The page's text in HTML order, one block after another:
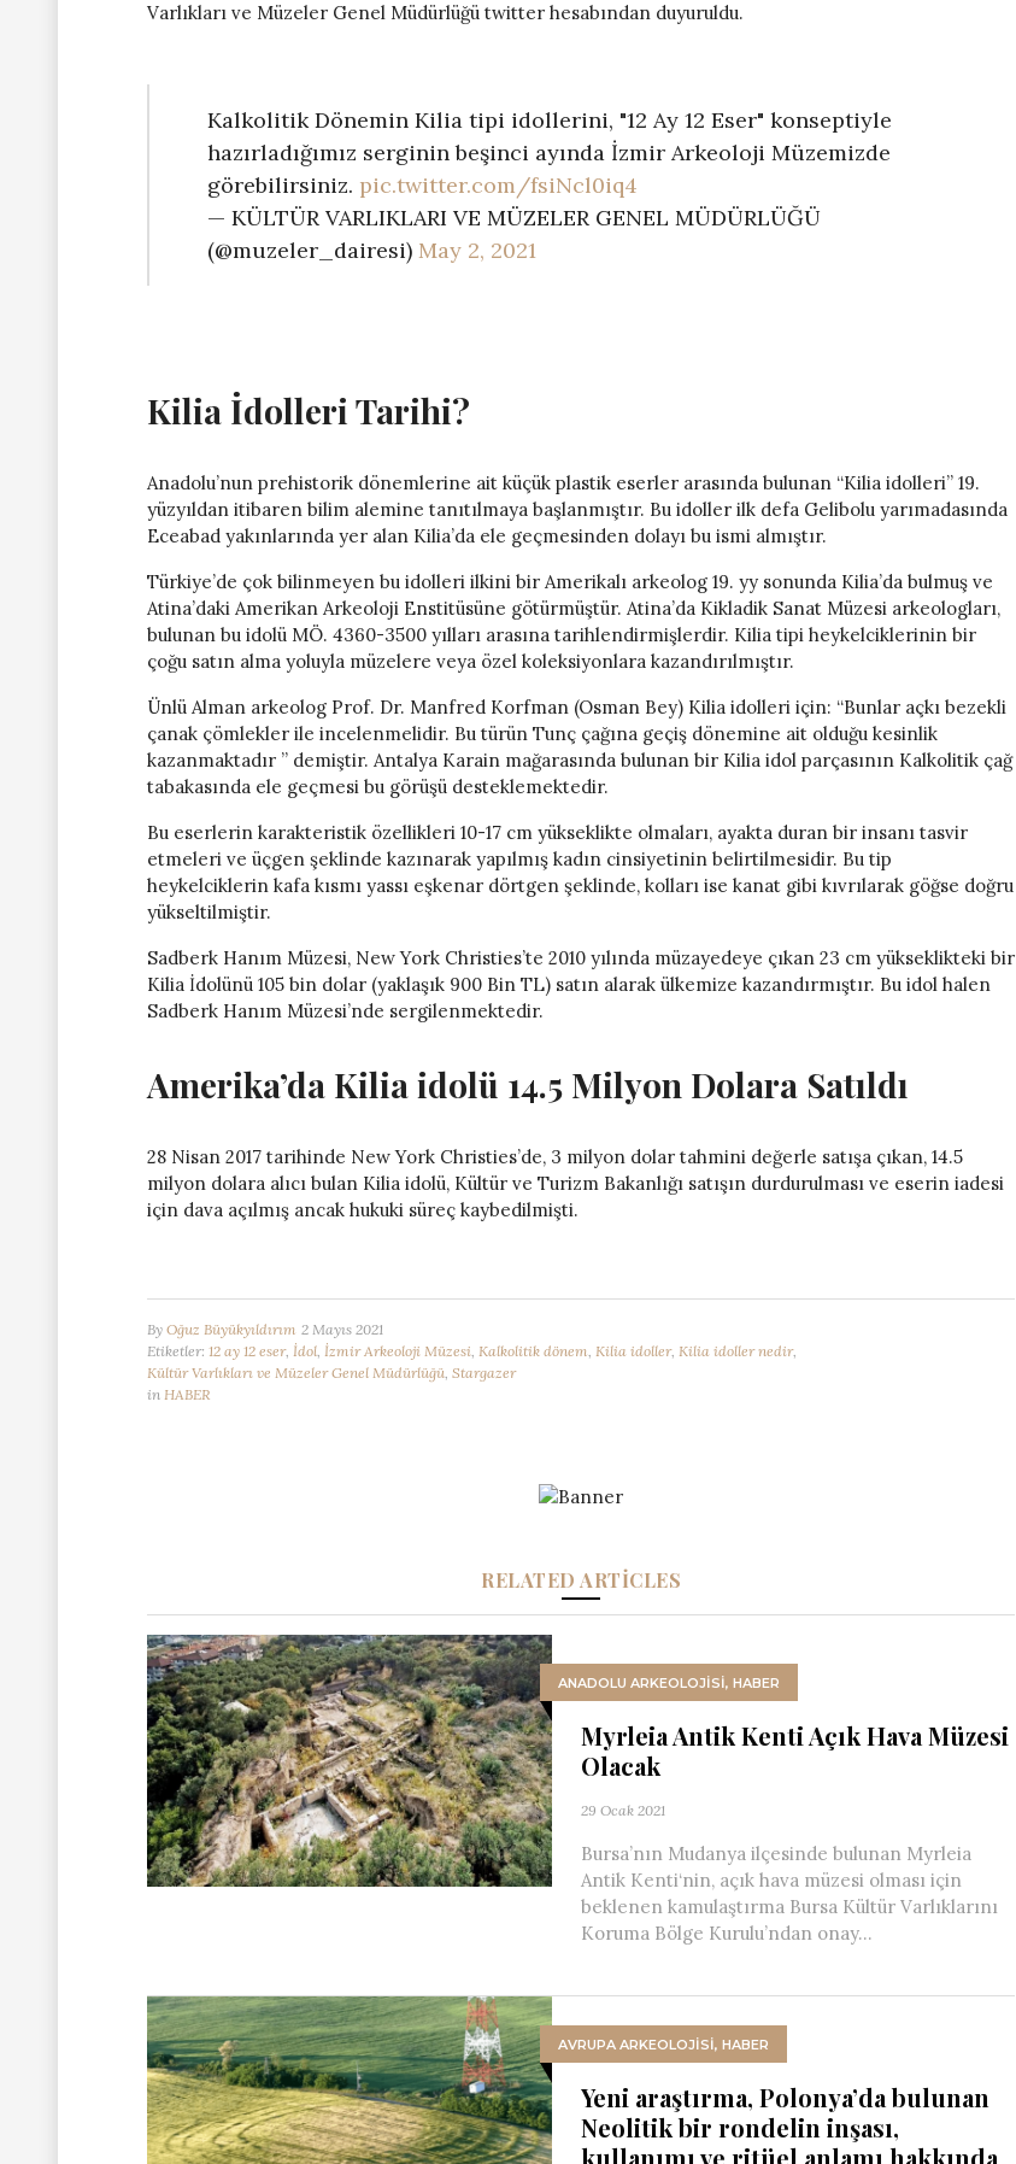
Varlıkları ve Müzeler Genel Müdürlüğü twitter hesabından duyuruldu.
Kalkolitik Dönemin Kilia tipi idollerini, "12 Ay 12 Eser" konseptiyle
hazırladığımız serginin beşinci ayında İzmir Arkeoloji Müzemizde
görebilirsiniz. pic.twitter.com/fsiNcl0iq4
— KÜLTÜR VARLIKLARI VE MÜZELER GENEL MÜDÜRLÜĞÜ
(@muzeler_dairesi) May 2, 2021
Kilia İdolleri Tarihi?
Anadolu’nun prehistorik dönemlerine ait küçük plastik eserler arasında bulunan “Kilia idolleri” 19.
yüzyıldan itibaren bilim alemine tanıtılmaya başlanmıştır. Bu idoller ilk defa Gelibolu yarımadasında
Eceabad yakınlarında yer alan Kilia’da ele geçmesinden dolayı bu ismi almıştır.
Türkiye’de çok bilinmeyen bu idolleri ilkini bir Amerikalı arkeolog 19. yy sonunda Kilia’da bulmuş ve
Atina’daki Amerikan Arkeoloji Enstitüsüne götürmüştür. Atina’da Kikladik Sanat Müzesi arkeologları,
bulunan bu idolü MÖ. 4360-3500 yılları arasına tarihlendirmişlerdir. Kilia tipi heykelciklerinin bir
çoğu satın alma yoluyla müzelere veya özel koleksiyonlara kazandırılmıştır.
Ünlü Alman arkeolog Prof. Dr. Manfred Korfman (Osman Bey) Kilia idolleri için: “Bunlar açkı bezekli
çanak çömlekler ile incelenmelidir. Bu türün Tunç çağına geçiş dönemine ait olduğu kesinlik
kazanmaktadır ” demiştir. Antalya Karain mağarasında bulunan bir Kilia idol parçasının Kalkolitik çağ
tabakasında ele geçmesi bu görüşü desteklemektedir.
Bu eserlerin karakteristik özellikleri 10-17 cm yükseklikte olmaları, ayakta duran bir insanı tasvir
etmeleri ve üçgen şeklinde kazınarak yapılmış kadın cinsiyetinin belirtilmesidir. Bu tip
heykelciklerin kafa kısmı yassı eşkenar dörtgen şeklinde, kolları ise kanat gibi kıvrılarak göğse doğru
yükseltilmiştir.
Sadberk Hanım Müzesi, New York Christies’te 2010 yılında müzayedeye çıkan 23 cm yükseklikteki bir
Kilia İdolünü 105 bin dolar (yaklaşık 900 Bin TL) satın alarak ülkemize kazandırmıştır. Bu idol halen
Sadberk Hanım Müzesi’nde sergilenmektedir.
Amerika’da Kilia idolü 14.5 Milyon Dolara Satıldı
28 Nisan 2017 tarihinde New York Christies’de, 3 milyon dolar tahmini değerle satışa çıkan, 14.5
milyon dolara alıcı bulan Kilia idolü, Kültür ve Turizm Bakanlığı satışın durdurulması ve eserin iadesi
için dava açılmış ancak hukuki süreç kaybedilmişti.
By Oğuz Büyükyıldırım 2 Mayıs 2021
Etiketler: 12 ay 12 eser, İdol, İzmir Arkeoloji Müzesi, Kalkolitik dönem, Kilia idoller, Kilia idoller nedir,
Kültür Varlıkları ve Müzeler Genel Müdürlüğü, Stargazer
in HABER
RELATED ARTICLES
ANADOLU ARKEOLOJİSİ, HABER
Myrleia Antik Kenti Açık Hava Müzesi
Olacak
29 Ocak 2021
Bursa’nın Mudanya ilçesinde bulunan Myrleia
Antik Kenti‘nin, açık hava müzesi olması için
beklenen kamulaştırma Bursa Kültür Varlıklarını
Koruma Bölge Kurulu’ndan onay...
AVRUPA ARKEOLOJISI, HABER
Yeni araştırma, Polonya’da bulunan
Neolitik bir rondelin inşası,